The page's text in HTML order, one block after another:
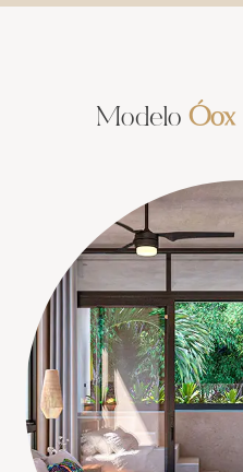
Modelo Óox